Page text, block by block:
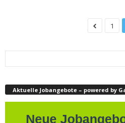
1
Aktuelle Jobangebote – powered by